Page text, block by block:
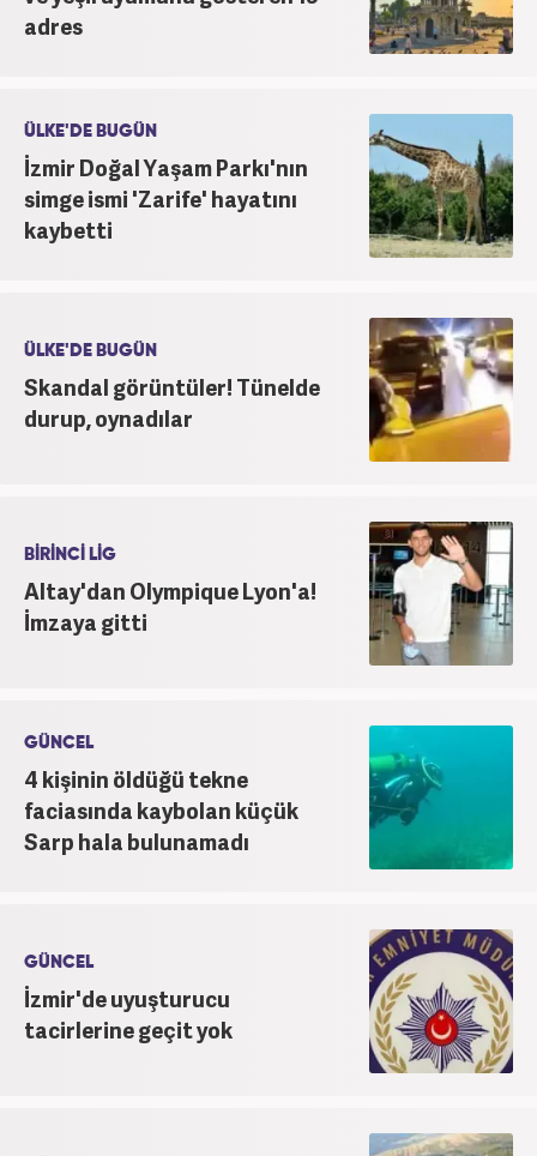
adres
ÜLKE'DE BUGÜN
İzmir Doğal Yaşam Parkı'nın
simge ismi 'Zarife' hayatını
kaybetti
ÜLKE'DE BUGÜN
Skandal görüntüler! Tünelde
durup, oynadılar
BİRİNCİ LİG
Altay'dan Olympique Lyon'a!
İmzaya gitti
GÜNCEL
4 kişinin öldüğü tekne
faciasında kaybolan küçük
Sarp hala bulunamadı
GÜNCEL
İzmir'de uyuşturucu
tacirlerine geçit yok